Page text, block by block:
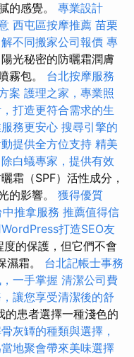
的感覺。 專業設計
西屯區按摩推薦 苗栗
不同搬家公司報價 專
陽光秘密的防曬霜潤膚
霧包。 台北按摩服務
案 護理之家，專業照
打造更符合需求的生
務更安心 搜尋引擎的
提供全方位支持 精美
除白蟻專家，提供有效
霜（SPF）活性成分，
的影響。 獲得優質
中推拿服務 推薦值得信
打造SEO友
的保護，但它們不會
濕霜。 台北記帳士事務
一手掌握 清潔公司費
讓您享受清潔後的舒
的患者選擇一種淺色的
灰罈的種類與選擇，
地聚會帶來美味選擇